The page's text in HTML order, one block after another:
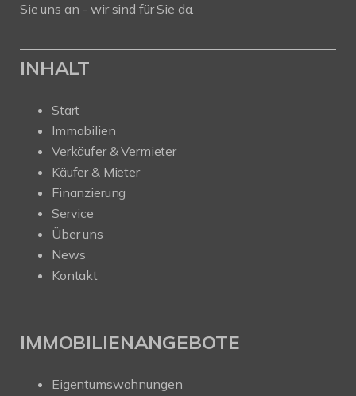
Sie uns an - wir sind für Sie da.
INHALT
Start
Immobilien
Verkäufer & Vermieter
Käufer & Mieter
Finanzierung
Service
Über uns
News
Kontakt
IMMOBILIENANGEBOTE
Eigentumswohnungen